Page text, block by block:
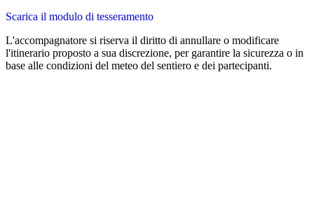
Scarica il modulo di tesseramento
L'accompagnatore si riserva il diritto di annullare o modificare
l'itinerario proposto a sua discrezione, per garantire la sicurezza o in
base alle condizioni del meteo del sentiero e dei partecipanti.